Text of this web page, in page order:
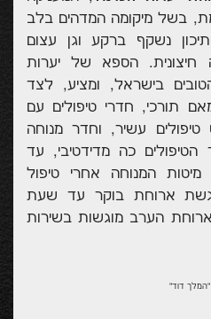
בשל מיקומה המדהים בלב
נשקף ברקע וגן עצום
חיצונית. הספא של יערות
בישראל, ומציע, לצד
תורכי, חדרי טיפולים עם
טיפולים עשיר, וחדר מנוחה
כה מדידטיבי, עד
המנוחה אחרי טיפול
ארוחת בוקר עד שעת
הערב מוגשות בשירות
"המלך דוד"